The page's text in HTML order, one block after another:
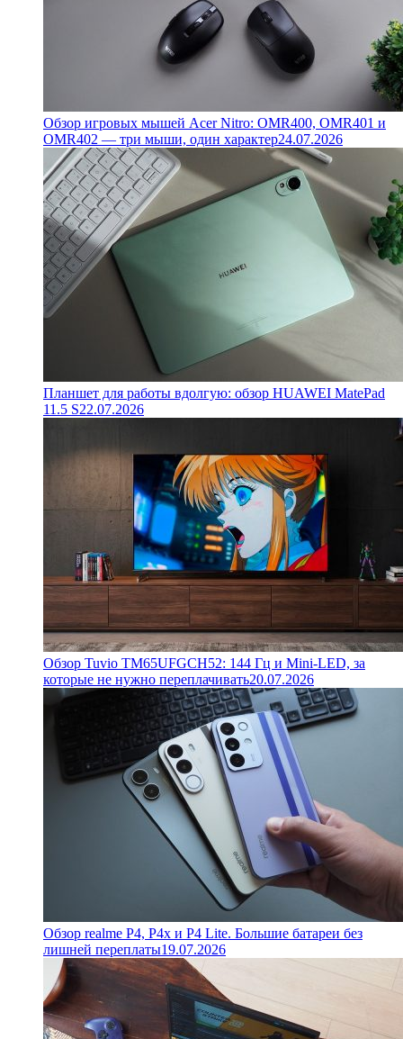
Обзор игровых мышей Acer Nitro: OMR400, OMR401 и
OMR402 — три мыши, один характер24.07.2026
Планшет для работы вдолгую: обзор HUAWEI MatePad
11.5 S22.07.2026
Обзор Tuvio TM65UFGCH52: 144 Гц и Mini-LED, за
которые не нужно переплачивать20.07.2026
Обзор realme P4, P4x и P4 Lite. Большие батареи без
лишней переплаты19.07.2026